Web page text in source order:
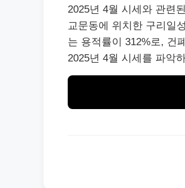
2025년 4월 시세와 관련
교문동에 위치한 구리일
는 용적률이 312%로, 건
2025년 4월 시세를 파악